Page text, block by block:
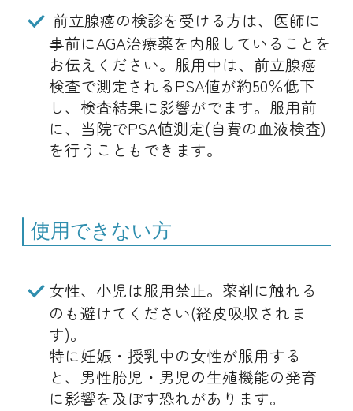
前立腺癌の検診を受ける方は、医師に
事前にAGA治療薬を内服していることを
お伝えください。服用中は、前立腺癌
検査で測定されるPSA値が約50％低下
し、検査結果に影響がでます。服用前
に、当院でPSA値測定(自費の血液検査)
を行うこともできます。
使用できない方
女性、小児は服用禁止。薬剤に触れる
のも避けてください(経皮吸収されま
す)。
特に妊娠・授乳中の女性が服用する
と、男性胎児・男児の生殖機能の発育
に影響を及ぼす恐れがあります。